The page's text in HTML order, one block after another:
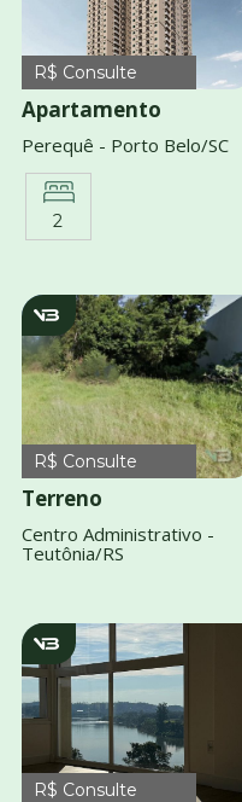
R$ Consulte
Apartamento
Perequê - Porto Belo/SC
2
v2969
R$ Consulte
Terreno
Centro Administrativo -
Teutônia/RS
v2980
R$ Consulte